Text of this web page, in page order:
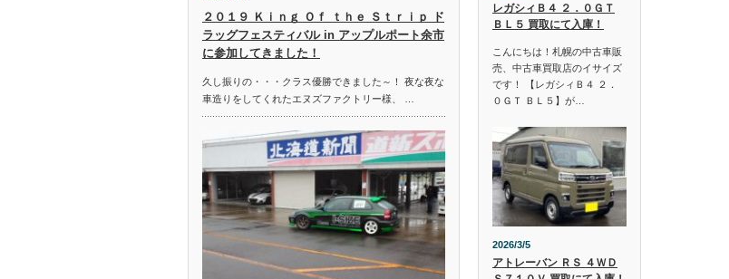
２０１９ Ｋｉｎｇ Ｏｆ ｔｈｅ Ｓｔｒｉｐ ド
ラッグフェスティバル in アップルポート余市
に参加してきました！
久し振りの・・・クラス優勝できました～！ 夜な夜な
車造りをしてくれたエヌズファクトリー様、 …
レガシィＢ４ ２．０ＧＴ
ＢＬ５ 買取にて入庫！
こんにちは！札幌の中古車販
売、中古車買取店のイサイズ
です！ 【レガシィＢ４ ２．
０ＧＴ ＢＬ５】が…
2026/3/5
アトレーバン ＲＳ ４ＷＤ